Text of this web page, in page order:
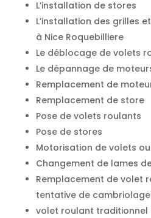
L’installation de stores
L’installation des grilles
à Nice Roquebilliere
Le déblocage de volets
Le dépannage de
Remplacement de
Remplacement de store
Pose de volets roulants
Pose de stores
Motorisation de volets
Changement de lames
Remplacement de volet
tentative de cambriolage
volet roulant traditionnel